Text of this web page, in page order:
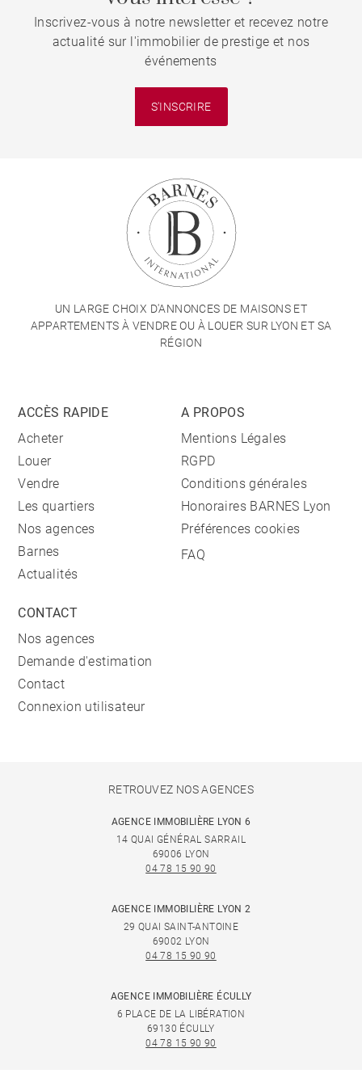
Inscrivez-vous à notre newsletter et recevez notre
actualité sur l'immobilier de prestige et nos
événements
S'INSCRIRE
UN LARGE CHOIX D'ANNONCES DE MAISONS ET
APPARTEMENTS À VENDRE OU À LOUER SUR LYON ET SA
RÉGION
ACCÈS RAPIDE
Acheter
Louer
Vendre
Les quartiers
Nos agences
Barnes
Actualités
A PROPOS
Mentions Légales
RGPD
Conditions générales
Honoraires BARNES Lyon
Préférences cookies
FAQ
CONTACT
Nos agences
Demande d'estimation
Contact
Connexion utilisateur
RETROUVEZ NOS AGENCES
AGENCE IMMOBILIÈRE LYON 6
14 QUAI GÉNÉRAL SARRAIL
69006 LYON
04 78 15 90 90
AGENCE IMMOBILIÈRE LYON 2
29 QUAI SAINT-ANTOINE
69002 LYON
04 78 15 90 90
AGENCE IMMOBILIÈRE ÉCULLY
6 PLACE DE LA LIBÉRATION
69130 ÉCULLY
04 78 15 90 90